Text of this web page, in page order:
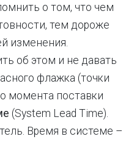
о том, что чем
тем дороже
изменения.
об этом и не давать
флажка (точки
момента поставки
(System Lead Time).
Время в системе –